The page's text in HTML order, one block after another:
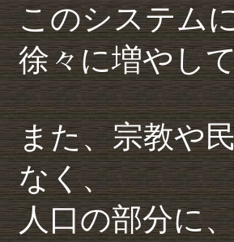
このシステム
徐々に増やし
また、宗教や
なく、
人口の部分に